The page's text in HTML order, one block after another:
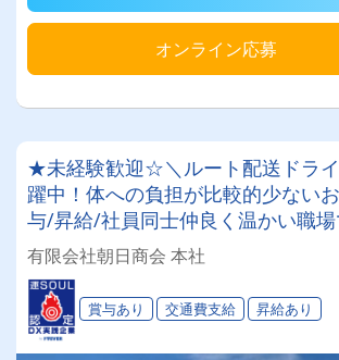
オンライン応募
★未経験歓迎☆＼ルート配送ドラ
躍中！体への負担が比較的少ない
与/昇給/社員同士仲良く温かい職
有限会社朝日商会 本社
賞与あり 交通費支給 昇給あり